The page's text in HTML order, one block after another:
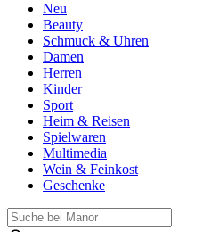
Neu
Beauty
Schmuck & Uhren
Damen
Herren
Kinder
Sport
Heim & Reisen
Spielwaren
Multimedia
Wein & Feinkost
Geschenke